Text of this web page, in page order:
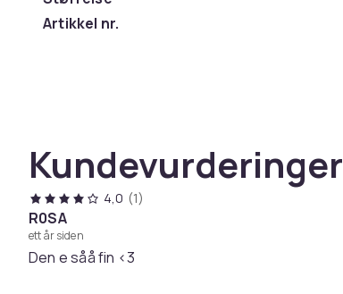
Artikkel nr.
Kundevurderinger
4,0 (1)
R0SA
ett år siden
Den e såå fin <3